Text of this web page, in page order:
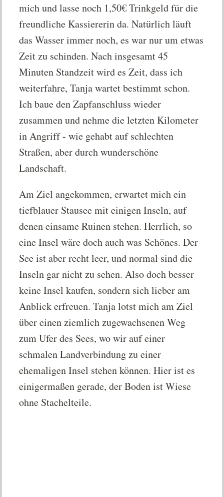
mich und lasse noch 1,50€ Trinkgeld für die
freundliche Kassiererin da. Natürlich läuft
das Wasser immer noch, es war nur um etwas
Zeit zu schinden. Nach insgesamt 45
Minuten Standzeit wird es Zeit, dass ich
weiterfahre, Tanja wartet bestimmt schon.
Ich baue den Zapfanschluss wieder
zusammen und nehme die letzten Kilometer
in Angriff - wie gehabt auf schlechten
Straßen, aber durch wunderschöne
Landschaft.
Am Ziel angekommen, erwartet mich ein
tiefblauer Stausee mit einigen Inseln, auf
denen einsame Ruinen stehen. Herrlich, so
eine Insel wäre doch auch was Schönes. Der
See ist aber recht leer, und normal sind die
Inseln gar nicht zu sehen. Also doch besser
keine Insel kaufen, sondern sich lieber am
Anblick erfreuen. Tanja lotst mich am Ziel
über einen ziemlich zugewachsenen Weg
zum Ufer des Sees, wo wir auf einer
schmalen Landverbindung zu einer
ehemaligen Insel stehen können. Hier ist es
einigermaßen gerade, der Boden ist Wiese
ohne Stachelteile.